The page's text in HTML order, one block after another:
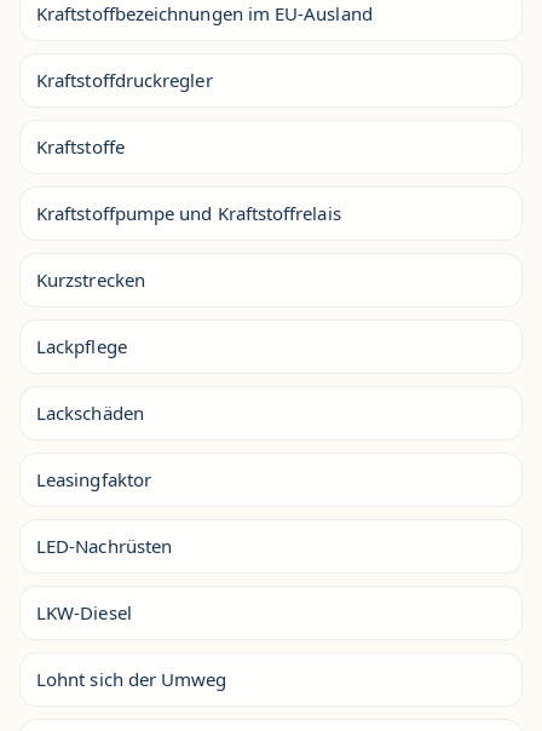
Kraftstoffbezeichnungen im EU-Ausland
Kraftstoffdruckregler
Kraftstoffe
Kraftstoffpumpe und Kraftstoffrelais
Kurzstrecken
Lackpflege
Lackschäden
Leasingfaktor
LED-Nachrüsten
LKW-Diesel
Lohnt sich der Umweg